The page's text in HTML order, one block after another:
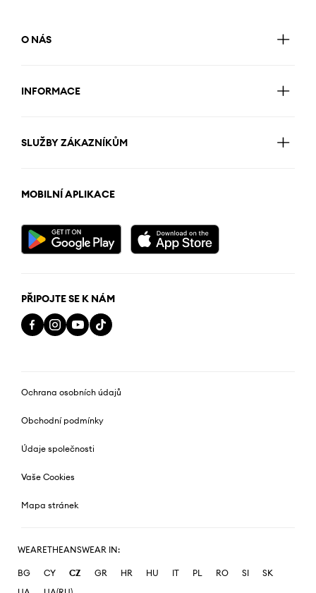
O NÁS
INFORMACE
SLUŽBY ZÁKAZNÍKŮM
MOBILNÍ APLIKACE
PŘIPOJTE SE K NÁM
Ochrana osobních údajů
Obchodní podmínky
Údaje společnosti
Vaše Cookies
Mapa stránek
WEARETHEANSWEAR IN:
BG CY CZ GR HR HU IT PL RO SI
SK